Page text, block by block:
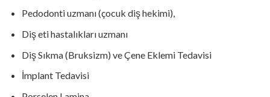
Pedodonti uzmanı (çocuk diş hekimi),
Diş eti hastalıkları uzmanı
Diş Sıkma (Bruksizm) ve Çene Eklemi Tedavisi
İmplant Tedavisi